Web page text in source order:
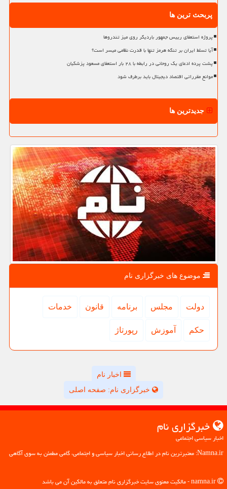
پربحث ترین ها
پروژه استعفای رییس جمهور باردیگر روی میز تندروها
آیا تسلط ایران بر تنگه هرمز تنها با قدرت نظامی میسر است؟
پشت پرده ادعای یک روحانی در رابطه با ۲۸ بار استعفای مسعود پزشکیان
موانع مقرراتی اقتصاد دیجیتال باید برطرف شود
جدیدترین ها
موضوع های خبرگزاری نام
دولت مجلس برنامه قانون خدمات
حكم آموزش رپورتاژ
اخبار نام
خبرگزاری نام: صفحه اصلی
خبرگزاری نام
اخبار سیاسی اجتماعی
Namna.ir: معتبرترین نام در اطلاع رسانی اخبار سیاسی و اجتماعی، گامی مطمئن به سوی آگاهی